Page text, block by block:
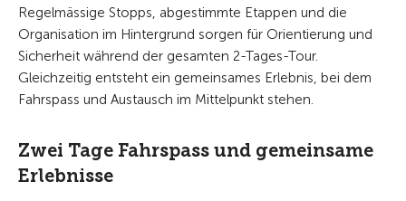
Regelmässige Stopps, abgestimmte Etappen und die
Organisation im Hintergrund sorgen für Orientierung und
Sicherheit während der gesamten 2-Tages-Tour.
Gleichzeitig entsteht ein gemeinsames Erlebnis, bei dem
Fahrspass und Austausch im Mittelpunkt stehen.
Zwei Tage Fahrspass und gemeinsame
Erlebnisse